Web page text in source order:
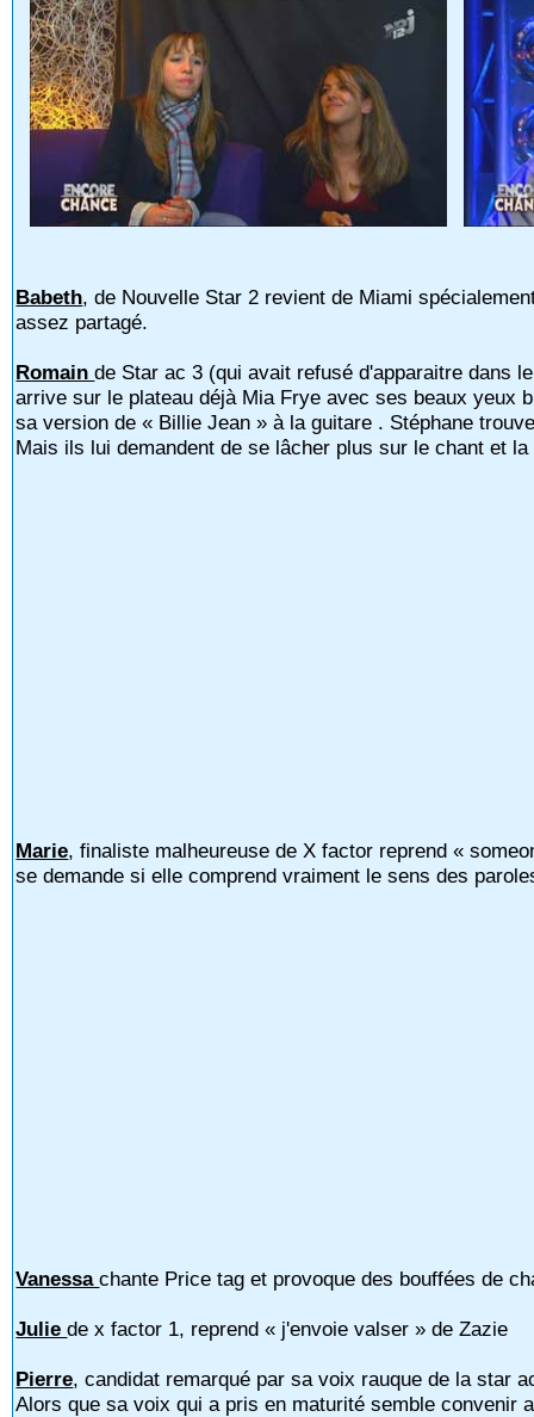
Babeth, de Nouvelle Star 2 revient de Miami
assez partagé.
Romainde Star ac 3 (qui avait refusé d'apparaitre dans
arrive sur le plateau déjà Mia Frye avec ses beaux yeux
sa version de « Billie Jean » à la guitare . Stéphane
Mais ils lui demandent de se lâcher plus sur le chant et la
Marie, finaliste malheureuse de X factor reprend «
se demande si elle comprend vraiment le sens des
Vanessachante Price tag et provoque des bouffées de
Juliede x factor 1, reprend « j'envoie valser » de Zazie
Pierre, candidat remarqué par sa voix rauque de la star
Alors que sa voix qui a pris en maturité semble convenir